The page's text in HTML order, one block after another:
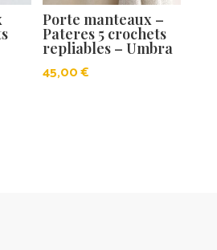
Porte manteaux –
Pateres 5 crochets
repliables – Umbra
45,00€